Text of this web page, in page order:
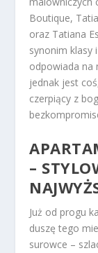
Boutique,
oraz Tatiana
synonim klasy
odpowiada na
jednak jest
czerpiący z
–
Już od progu
duszę tego
surowce –